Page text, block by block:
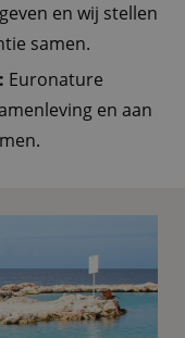
en wij stellen
samen.
Euronature
en aan